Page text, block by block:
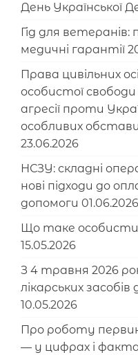
День Української
Гід для
медичні гарантії
Права цивільних
особистої свободи
агресії проти
особливих
23.06.2026
НСЗУ: складні
нові підходи до
допомоги 01.06.2026
Що таке
15.05.2026
З 4 травня 2026
лікарських
10.05.2026
Про роботу
— у цифрах і